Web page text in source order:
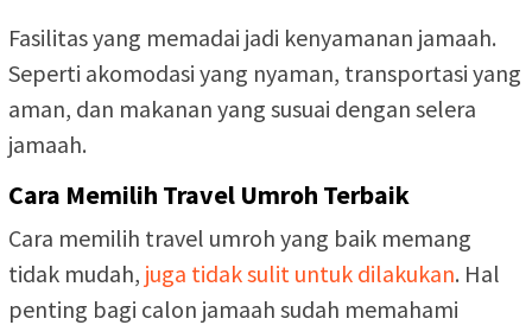
Fasilitas yang memadai jadi kenyamanan jamaah.
Seperti akomodasi yang nyaman, transportasi yang
aman, dan makanan yang susuai dengan selera
jamaah.
Cara Memilih Travel Umroh Terbaik
Cara memilih travel umroh yang baik memang
tidak mudah, juga tidak sulit untuk dilakukan. Hal
penting bagi calon jamaah sudah memahami